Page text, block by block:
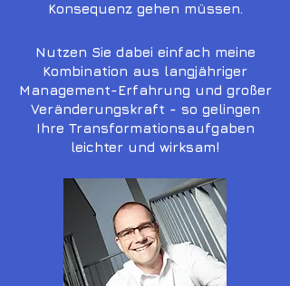
Konsequenz gehen müssen.
Nutzen Sie dabei einfach meine
Kombination aus langjähriger
Management-Erfahrung und großer
Veränderungskraft - so gelingen
Ihre Transformationsaufgaben
leichter und wirksam!